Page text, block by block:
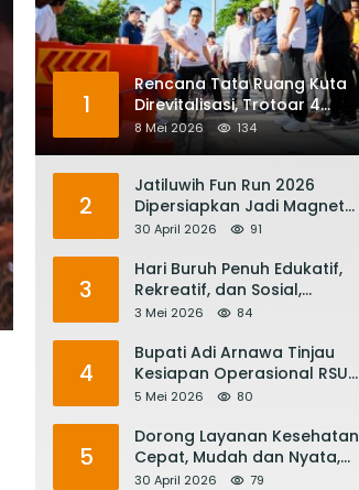
1
Rencana Tata Ruang Kuta
Direvitalisasi, Trotoar 4
Meter dan Integrasi
Transportasi Listrik
8 Mei 2026 134
2
Jatiluwih Fun Run 2026
Dipersiapkan Jadi Magnet
Pariwisata Internasional,
Pariwisata Bali
30 April 2026 91
3
Hari Buruh Penuh Edukatif,
Rekreatif, dan Sosial,
Gubernur Koster: Matur
Mesin Ekonomi Bali
3 Mei 2026 84
4
Bupati Adi Arnawa Tinjau
Kesiapan Operasional RSUD
Giri Asih, Harapkan Jadi RS
5 Mei 2026 80
5
Dorong Layanan Kesehatan
Cepat, Mudah dan Nyata,
Bupati Adi Arnawa Evaluasi
30 April 2026 79